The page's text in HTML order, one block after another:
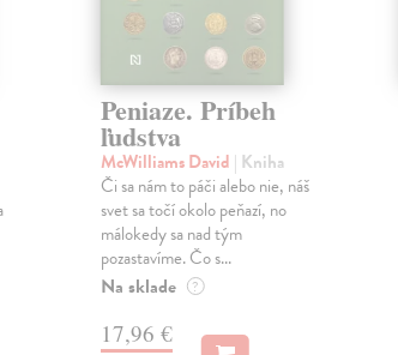
Peniaze. Príbeh
ľudstva
McWilliams David | Kniha
Či sa nám to páči alebo nie, náš
svet sa točí okolo peňazí, no
málokedy sa nad tým
pozastavíme. Čo s...
Na sklade ?
17,96 €